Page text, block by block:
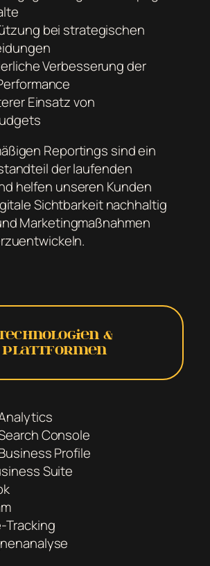
bei strategischen
Verbesserung der
Einsatz von
Reportings sind ein
der laufenden
helfen unseren Kunden
Sichtbarkeit nachhaltig
Marketingmaßnahmen
&
Plattformen
Console
Profile
Suite
Tracking